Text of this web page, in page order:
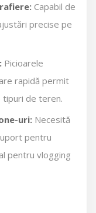
Capabil de
precise pe
Picioarele
rapidă permit
de teren.
uri: Necesită
pentru
pentru vlogging